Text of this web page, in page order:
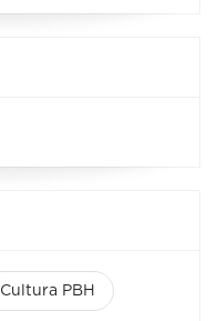
Cultura PBH